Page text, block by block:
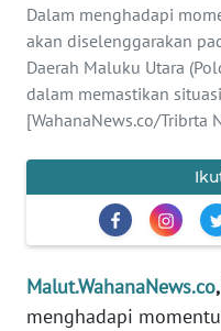
Dalam menghadapi
akan diselenggarakan
Daerah Maluku Utara
dalam memastikan
[WahanaNews.co/Tribrta
Malut.WahanaNews.co
menghadapi
INFO
IKLAN
TENTANG
KAMI
MEDIA
REDAKSI